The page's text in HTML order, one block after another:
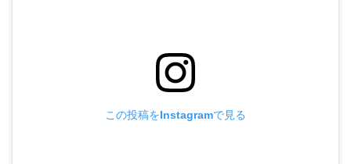
この投稿をInstagramで見る